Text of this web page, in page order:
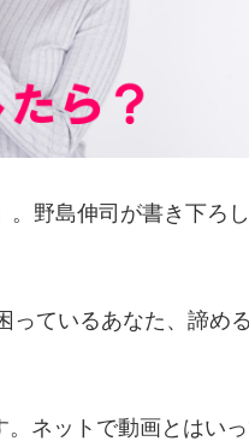
。野島伸司が書き下ろ
っているあなた、諦め
ネットで動画とはい